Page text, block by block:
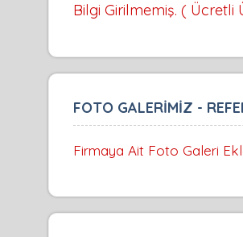
Bilgi Girilmemiş. ( Ücretli
FOTO GALERİMİZ -
Firmaya Ait Foto Galeri